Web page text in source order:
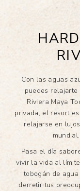
Con las aguas
puedes
Riviera Maya
privada, el resort
relajarse en
Pasa el día
vivir la vida al
tobogán de
derretir tus